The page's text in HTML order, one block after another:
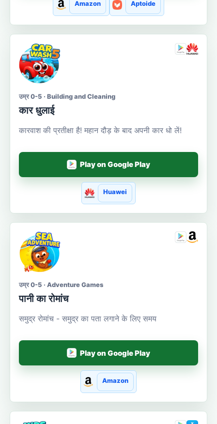
Amazon Aptoide
उम्र 0-5 · Building and Cleaning
कार धुलाई
कारवाश की प्रतीक्षा है! महान दौड़ के बाद अपनी कार धो लें!
Play on Google Play
Huawei
उम्र 0-5 · Adventure Games
पानी का रोमांच
समुद्र रोमांच - समुद्र का पता लगाने के लिए समय
Play on Google Play
Amazon